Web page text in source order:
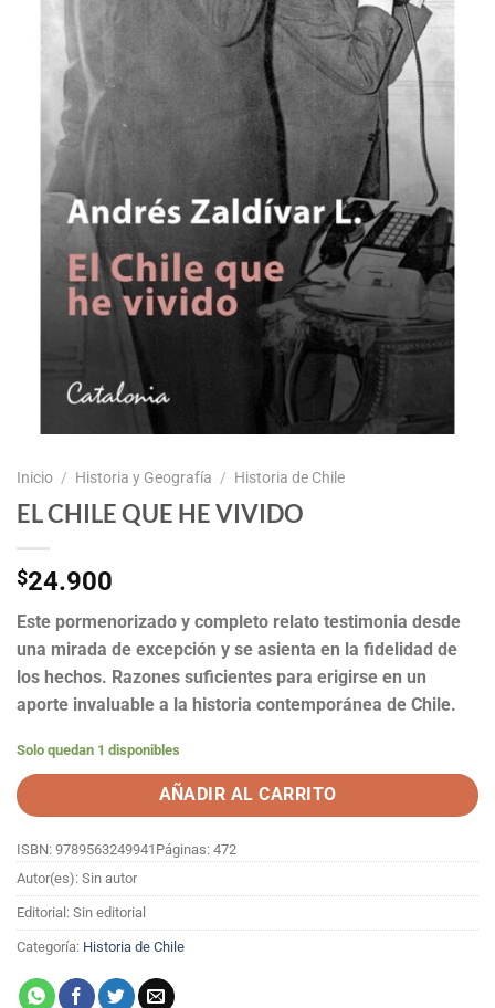
Inicio / Historia y Geografía / Historia de Chile
EL CHILE QUE HE VIVIDO
$24.900
Este pormenorizado y completo relato testimonia desde
una mirada de excepción y se asienta en la fidelidad de
los hechos. Razones suficientes para erigirse en un
aporte invaluable a la historia contemporánea de Chile.
Solo quedan 1 disponibles
AÑADIR AL CARRITO
ISBN: 9789563249941 Páginas: 472
Autor(es): Sin autor
Editorial: Sin editorial
Categoría: Historia de Chile